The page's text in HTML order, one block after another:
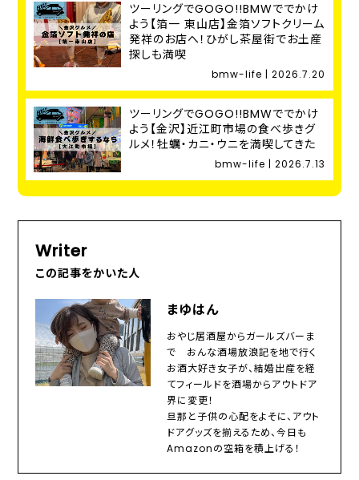
ツーリングでGOGO!!BMWででかけ
よう【箔一 東山店】金箔ソフトクリーム
発祥のお店へ！ひがし茶屋街でお土産
探しも満喫
bmw-life | 2026.7.20
ツーリングでGOGO!!BMWででかけ
よう【金沢】近江町市場の食べ歩きグ
ルメ！牡蠣・カニ・ウニを満喫してきた
bmw-life | 2026.7.13
Writer
この記事をかいた人
まゆはん
おやじ居酒屋からガールズバーま
で おんな酒場放浪記を地で行く
お酒大好き女子が、結婚出産を経
てフィールドを酒場からアウトドア
界に変更！
旦那と子供の心配をよそに、アウト
ドアグッズを揃えるため、今日も
Amazonの空箱を積上げる！